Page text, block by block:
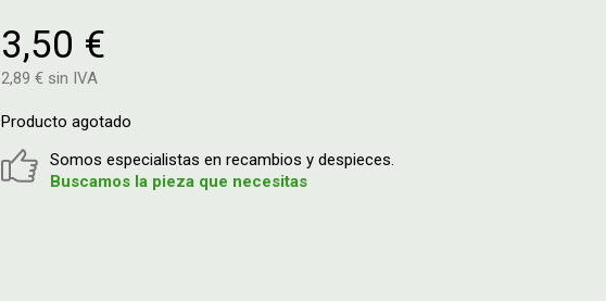
3,50 €
2,89 € sin IVA
Producto agotado
Somos especialistas en recambios y despieces.
Buscamos la pieza que necesitas